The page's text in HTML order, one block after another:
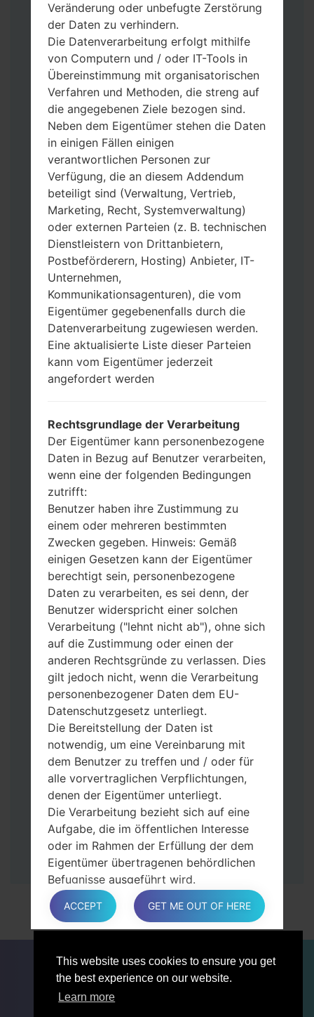
This website uses cookies to ensure you get
the best experience on our website.
Learn more
Laden Sie auf Ihren PC:
Version herunter.
Dann laden Sie die Firmware-Datei
herunter und entpacken Sie sie.
Sie brauchen 1(wählen Sie hier 1 Firmware-
Datei aus) oder 5 (wählen Sie 5 Firmware-
Dateien aus) Firmware-Dateien:
AP: „System & Recovery“
CP: „Modem & Radio“
CSC_***: „Country & Region & Operator“
HOME_CSC_***: „Country & Region &
Operator“
Fügen Sie dem Programm Odin 3 alle
Dateien hinzu.
Wenn Sie das Telefon flashen und auf die
möchten, wählen Sie CSC_***, in einem
anderen Fall wählen Sie HOME_CSC_***
um Ihre Daten zu speichern.
Jetzt schalten Sie das Gerät aus und
aktivieren Sie Download-Modus. Alle
Methoden, wie es geht:
Halten Sie die Power-, Lautstärke- und
Bixbi- Tasten gedrückt.
Halten Sie Lauter- und Leiser-Tasten
gedrückt. Schließen Sie das Telefon mit
einem USB-Kabel an den PC an.
Halten Sie die Power-, Lauter- und
Home-Tasten gedrückt.
Schließen Sie das USB-Kabel an und
halten Sie die Leiser- und Bixbi-Tasten
gedrückt.
Halten Sie die Power- und Lauter-
Tasten gedrückt.
Dann schließen Sie das Telefon an den PC
an, das Programm Odin erkennt Ihr Gerät
und „COM port number“ wird auf dem
Bildschirm angezeigt.
Geben Sie nur die „F. Reset”-Zeit und
„Auto-Rebot“ an.
Zum Schluss klicken Sie „Start“-Taste auf.
Ihr Gerät wird neu gestartet und von PC
getrennt.
Veränderung oder unbefugte Zerstörung
der Daten zu verhindern.
Die Datenverarbeitung erfolgt mithilfe
von Computern und / oder IT-Tools in
Übereinstimmung mit organisatorischen
Verfahren und Methoden, die streng auf
die angegebenen Ziele bezogen sind.
Neben dem Eigentümer stehen die Daten
in einigen Fällen einigen
verantwortlichen Personen zur
Verfügung, die an diesem Addendum
beteiligt sind (Verwaltung, Vertrieb,
Marketing, Recht, Systemverwaltung)
oder externen Parteien (z. B. technischen
Dienstleistern von Drittanbietern,
Postbeförderern, Hosting) Anbieter, IT-
Unternehmen,
Kommunikationsagenturen), die vom
Eigentümer gegebenenfalls durch die
Datenverarbeitung zugewiesen werden.
Eine aktualisierte Liste dieser Parteien
kann vom Eigentümer jederzeit
angefordert werden
Rechtsgrundlage der Verarbeitung
Der Eigentümer kann personenbezogene
Daten in Bezug auf Benutzer verarbeiten,
wenn eine der folgenden Bedingungen
zutrifft:
Benutzer haben ihre Zustimmung zu
einem oder mehreren bestimmten
Zwecken gegeben. Hinweis: Gemäß
einigen Gesetzen kann der Eigentümer
berechtigt sein, personenbezogene
Daten zu verarbeiten, es sei denn, der
Benutzer widerspricht einer solchen
Verarbeitung ("lehnt nicht ab"), ohne sich
auf die Zustimmung oder einen der
anderen Rechtsgründe zu verlassen. Dies
gilt jedoch nicht, wenn die Verarbeitung
personenbezogener Daten dem EU-
Datenschutzgesetz unterliegt.
Die Bereitstellung der Daten ist
notwendig, um eine Vereinbarung mit
dem Benutzer zu treffen und / oder für
alle vorvertraglichen Verpflichtungen,
denen der Eigentümer unterliegt.
Die Verarbeitung bezieht sich auf eine
Aufgabe, die im öffentlichen Interesse
oder im Rahmen der Erfüllung der dem
Eigentümer übertragenen behördlichen
Befugnisse ausgeführt wird.
Die Verarbeitung ist für berechtigte
Interessen des Eigentümers oder eines
Dritten erforderlich.
bei der Erläuterung des für die
Verarbeitung geltenden rechtlichen
Rahmens und insbesondere, ob die
ACCEPT GET ME OUT OF HERE